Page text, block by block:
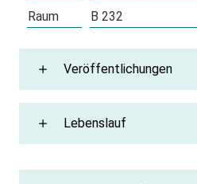
Raum
B 232
Veröffentlichungen
Lebenslauf